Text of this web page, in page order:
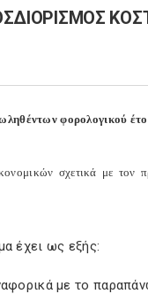
φορολογικού
σχετικά με τον
έχει ως εξής:
με το